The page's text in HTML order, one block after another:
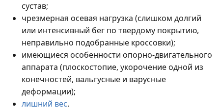
сустав;
чрезмерная осевая нагрузка (слишком долгий
или интенсивный бег по твердому покрытию,
неправильно подобранные кроссовки);
имеющиеся особенности опорно-двигательного
аппарата (плоскостопие, укорочение одной из
конечностей, вальгусные и варусные
деформации);
лишний вес.